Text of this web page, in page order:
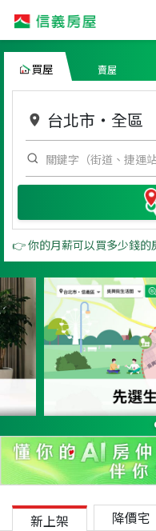
買屋 賣屋
台北市 ・ 全區
👉 你的月薪可以買多少錢的
新上架 降價宅